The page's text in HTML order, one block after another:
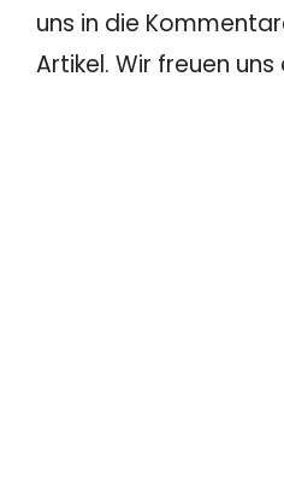
uns in die
Artikel. Wir freuen